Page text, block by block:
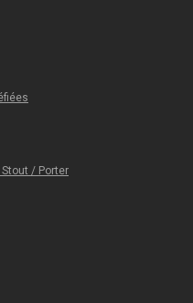
/ Porter